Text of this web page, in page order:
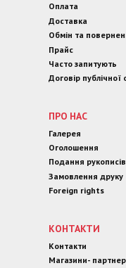
Оплата
Доставка
Обмін та
Прайс
Часто запитують
Договір публічної
ПРО НАС
Галерея
Оголошення
Подання рукописів
Замовлення друку
Foreign rights
КОНТАКТИ
Контакти
Магазини-